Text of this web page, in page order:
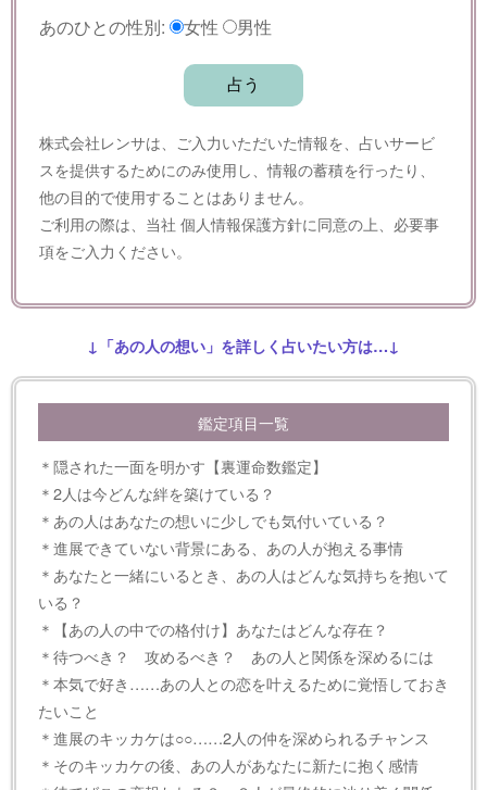
あのひとの性別: 女性 男性
株式会社レンサは、ご入力いただいた情報を、占いサービ
スを提供するためにのみ使用し、情報の蓄積を行ったり、
他の目的で使用することはありません。
ご利用の際は、当社個人情報保護方針に同意の上、必要事
項をご入力ください。
↓「あの人の想い」を詳しく占いたい方は…↓
鑑定項目一覧
＊隠された一面を明かす【裏運命数鑑定】
＊2人は今どんな絆を築けている？
＊あの人はあなたの想いに少しでも気付いている？
＊進展できていない背景にある、あの人が抱える事情
＊あなたと一緒にいるとき、あの人はどんな気持ちを抱いて
いる？
＊【あの人の中での格付け】あなたはどんな存在？
＊待つべき？ 攻めるべき？ あの人と関係を深めるには
＊本気で好き……あの人との恋を叶えるために覚悟しておき
たいこと
＊進展のキッカケは○○……2人の仲を深められるチャンス
＊そのキッカケの後、あの人があなたに新たに抱く感情